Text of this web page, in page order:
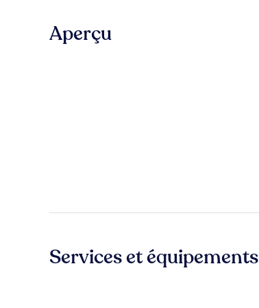
Aperçu
Services et équipements